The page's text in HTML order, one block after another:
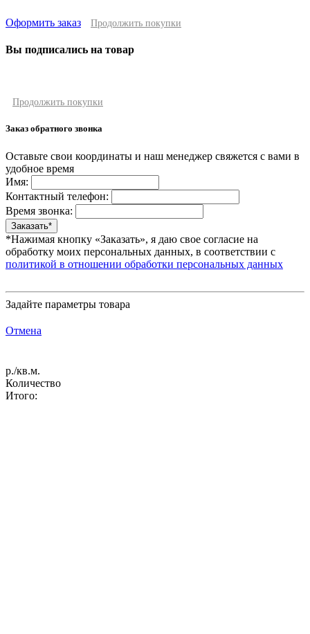
Оформить заказ Продолжить покупки
Вы подписались на товар
Продолжить покупки
Заказ обратного звонка
Оставьте свои координаты и наш менеджер свяжется с вами в
удобное время
Имя:
Контактный телефон:
Время звонка:
*Нажимая кнопку «Заказать», я даю свое согласие на
обработку моих персональных данных, в соответствии с
политикой в отношении обработки персональных данных
Задайте параметры товара
Отмена
р./кв.м.
Количество
Итого: